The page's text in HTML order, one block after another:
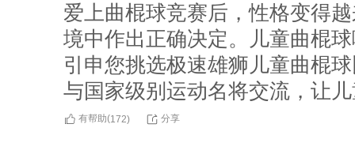
爱上曲棍球竞赛后，性格变得
境中作出正确决定。儿童曲棍
引申您挑选极速雄狮儿童曲棍
与国家级别运动名将交流，让
有帮助(172) 分享